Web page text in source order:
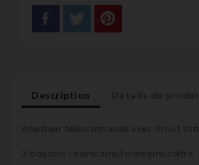
Description
émetteur télécommande avec circuit
3 boutons : ouverture/fermeture/coffre